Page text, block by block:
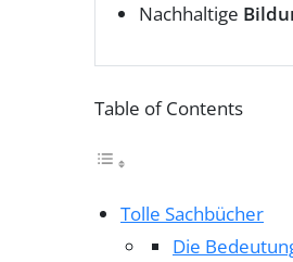
Nachhaltige
Table of Contents
Tolle Sachbücher
Die